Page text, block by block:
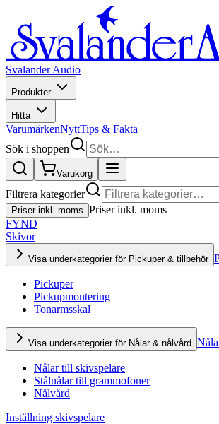
Svalander Audio
Produkter
Hitta
VarumärkenNyttTips & Fakta
Sök i shoppen
Varukorg
Filtrera kategorier
Priser inkl. moms Priser inkl. moms
FYND
Skivor
Visa underkategorier för Pickuper & tillbehör
Pickuper
Pickupmontering
Tonarmsskal
Visa underkategorier för Nålar & nålvård
Nålar till skivspelare
Stålnålar till grammofoner
Nålvård
Inställning skivspelare